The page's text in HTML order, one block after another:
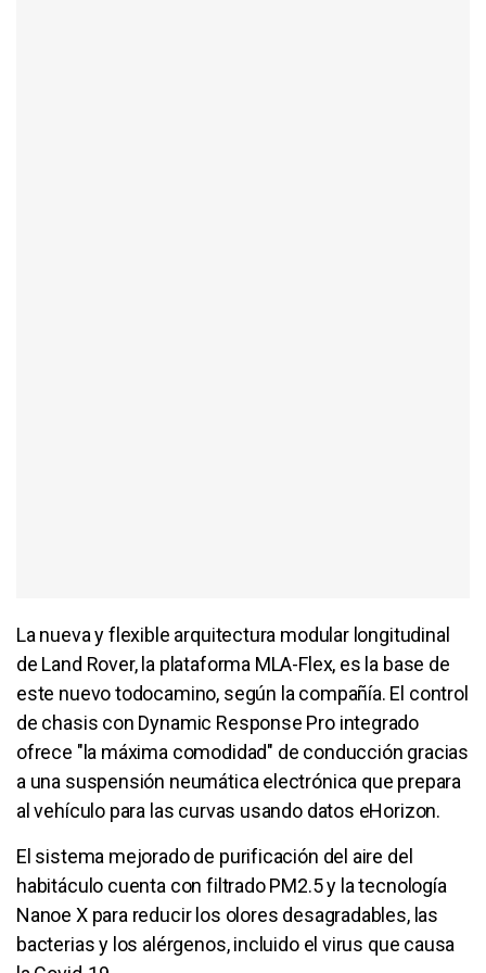
La nueva y flexible arquitectura modular longitudinal
de Land Rover, la plataforma MLA-Flex, es la base de
este nuevo todocamino, según la compañía. El control
de chasis con Dynamic Response Pro integrado
ofrece "la máxima comodidad" de conducción gracias
a una suspensión neumática electrónica que prepara
al vehículo para las curvas usando datos eHorizon.
El sistema mejorado de purificación del aire del
habitáculo cuenta con filtrado PM2.5 y la tecnología
Nanoe X para reducir los olores desagradables, las
bacterias y los alérgenos, incluido el virus que causa